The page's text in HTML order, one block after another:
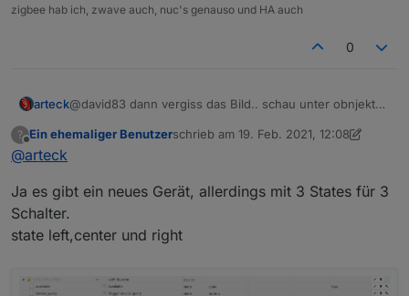
zigbee hab ich, zwave auch, nuc's genauso und HA auch
0
arteck@david83 dann vergiss das Bild.. schau unter obnjekte..
?
Offline
Ein ehemaliger Benutzerschrieb am 19. Feb. 2021, 12:08
zuletzt editiert von Ein ehemaliger
@arteck
Ja es gibt ein neues Gerät, allerdings mit 3 States für 3
Schalter.
state left,center und right